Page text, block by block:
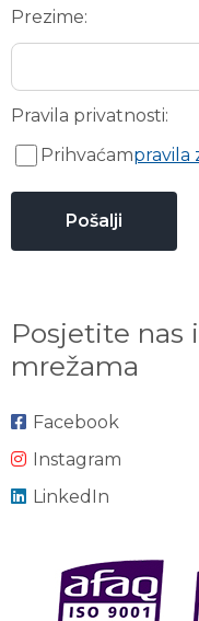
Prezime:
Pravila privatnosti:
Prihvaćampravila
Posjetite nas
mrežama
Facebook
Instagram
LinkedIn